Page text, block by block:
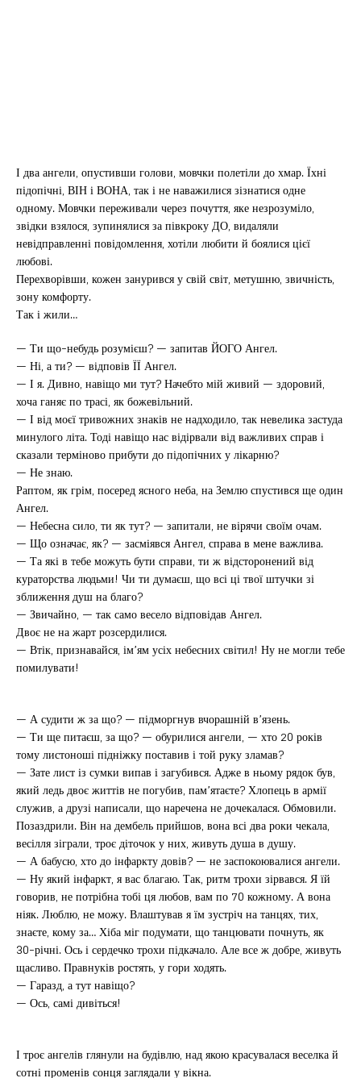
І два ангели, опустивши голови, мовчки полетіли до хмар. Їхні
підопічні, ВІН і ВОНА, так і не наважилися зізнатися одне
одному. Мовчки переживали через почуття, яке незрозуміло,
звідки взялося, зупинялися за півкроку ДО, видаляли
невідправленні повідомлення, хотіли любити й боялися цієї
любові.
Перехворівши, кожен занурився у свій світ, метушню, звичність,
зону комфорту.
Так і жили…
— Ти що-небудь розумієш? — запитав ЙОГО Ангел.
— Ні, а ти? — відповів ЇЇ Ангел.
— І я. Дивно, навіщо ми тут? Начебто мій живий — здоровий,
хоча ганяє по трасі, як божевільний.
— І від моєї тривожних знаків не надходило, так невелика застуда
минулого літа. Тоді навіщо нас відірвали від важливих справ і
сказали терміново прибути до підопічних у лікарню?
— Не знаю.
Раптом, як грім, посеред ясного неба, на Землю спустився ще один
Ангел.
— Небесна сило, ти як тут? — запитали, не вірячи своїм очам.
— Що означає, як? — засміявся Ангел, справа в мене важлива.
— Та які в тебе можуть бути справи, ти ж відсторонений від
кураторства людьми! Чи ти думаєш, що всі ці твої штучки зі
зближення душ на благо?
— Звичайно, — так само весело відповідав Ангел.
Двоє не на жарт розсердилися.
— Втік, признавайся, ім’ям усіх небесних світил! Ну не могли тебе
помилувати!
— А судити ж за що? — підморгнув вчорашній в’язень.
— Ти ще питаєш, за що? — обурилися ангели, — хто 20 років
тому листоноші підніжку поставив і той руку зламав?
— Зате лист із сумки випав і загубився. Адже в ньому рядок був,
який ледь двоє життів не погубив, пам’ятаєте? Хлопець в армії
служив, а друзі написали, що наречена не дочекалася. Обмовили.
Позаздрили. Він на дембель прийшов, вона всі два роки чекала,
весілля зіграли, троє діточок у них, живуть душа в душу.
— А бабусю, хто до інфаркту довів? — не заспокоювалися ангели.
— Ну який інфаркт, я вас благаю. Так, ритм трохи зірвався. Я їй
говорив, не потрібна тобі ця любов, вам по 70 кожному. А вона
ніяк. Люблю, не можу. Влаштував я їм зустріч на танцях, тих,
знаєте, кому за… Хіба міг подумати, що танцювати почнуть, як
30-річні. Ось і сердечко трохи підкачало. Але все ж добре, живуть
щасливо. Правнуків ростять, у гори ходять.
— Гаразд, а тут навіщо?
— Ось, самі дивіться!
І троє ангелів глянули на будівлю, над якою красувалася веселка й
сотні променів сонця заглядали у вікна.